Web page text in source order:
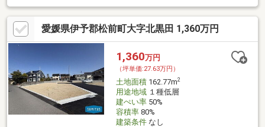
間が流れる♪
愛媛県伊予郡松前町大字北黒田 1,360万円
1,360万円
（坪単価:27.63万円）
土地面積162.77m2
用途地域１種低層
建ぺい率50%
容積率80%
建築条件なし